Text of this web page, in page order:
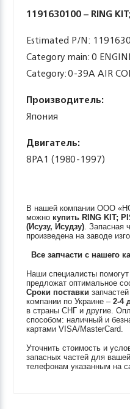
1191630100 – RING
Estimated P/N:
Category main: 0
Category: 0-39A AIR
Производитель:
Япония
Двигатель:
8PA1 (1980-1997)
В нашей компании ООО
можно купить RING KIT;
(Исузу, Исудзу). Запасная
произведена на заводе
Все запчасти с нашего
Наши специалисты помогут
предложат оптимальное
Сроки поставки
компании по Украине –2-4
в страны СНГ и другие.
способом: наличный и
картами VISA/MasterCard.
Уточнить стоимость и
запасных частей для
телефонам указанным на